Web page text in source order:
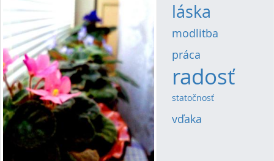
láska
modlitba
práca
radosť(20)
statočnosť
vďaka